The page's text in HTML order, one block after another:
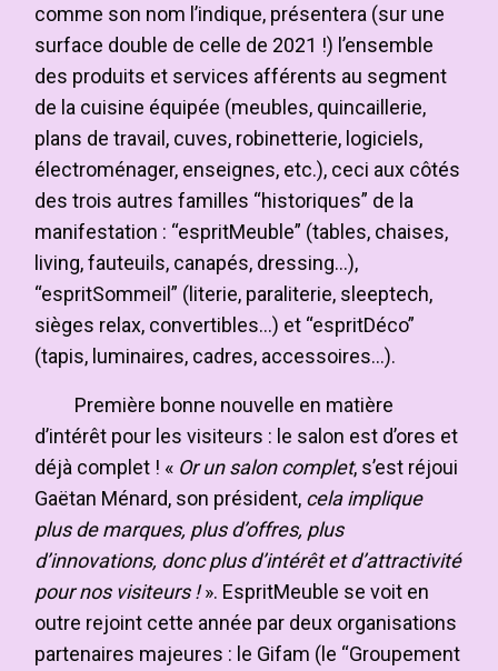
comme son nom l’indique, présentera (sur une
surface double de celle de 2021 !) l’ensemble
des produits et services afférents au segment
de la cuisine équipée (meubles, quincaillerie,
plans de travail, cuves, robinetterie, logiciels,
électroménager, enseignes, etc.), ceci aux côtés
des trois autres familles “historiques” de la
manifestation : “espritMeuble” (tables, chaises,
living, fauteuils, canapés, dressing…),
“espritSommeil” (literie, paraliterie, sleeptech,
sièges relax, convertibles…) et “espritDéco”
(tapis, luminaires, cadres, accessoires…).
Première bonne nouvelle en matière
d’intérêt pour les visiteurs : le salon est d’ores et
déjà complet ! « Or un salon complet, s’est réjoui
Gaëtan Ménard, son président, cela implique
plus de marques, plus d’offres, plus
d’innovations, donc plus d’intérêt et d’attractivité
pour nos visiteurs !». EspritMeuble se voit en
outre rejoint cette année par deux organisations
partenaires majeures : le Gifam (le “Groupement